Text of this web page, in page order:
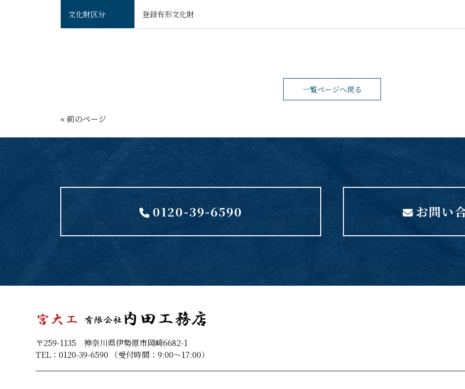
文化財区分 登録有形文化財
一覧ページへ戻る
« 前のページ
0120-39-6590 お問い
〒259-1135 神奈川県伊勢原市岡崎6682-1
TEL：0120-39-6590 （受付時間：9:00～17:00）